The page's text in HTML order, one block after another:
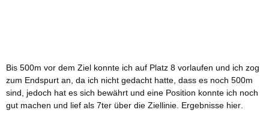
Bis 500m vor dem Ziel konnte ich auf Platz 8 vorlaufen und ich zog
zum Endspurt an, da ich nicht gedacht hatte, dass es noch 500m
sind, jedoch hat es sich bewährt und eine Position konnte ich noch
gut machen und lief als 7ter über die Ziellinie. Ergebnisse hier